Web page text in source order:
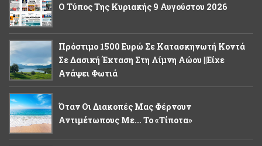
Ο Τύπος Της Κυριακής 9 Αυγούστου 2026
Πρόστιμο 1500 Ευρώ Σε Κατασκηνωτή Κοντά
Σε Δασική Έκταση Στη Λίμνη Αώου ||Είχε
Ανάψει Φωτιά
Όταν Οι Διακοπές Μας Φέρνουν
Αντιμέτωπους Με... Το «τίποτα»